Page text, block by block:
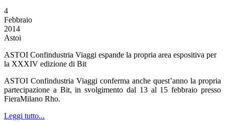
4
Febbraio
2014
Astoi
ASTOI Confindustria Viaggi espande la propria area espositiva per
la XXXIV edizione di Bit
ASTOI Confindustria Viaggi conferma anche quest’anno la propria
partecipazione a Bit, in svolgimento dal 13 al 15 febbraio presso
FieraMilano Rho.
Leggi tutto...